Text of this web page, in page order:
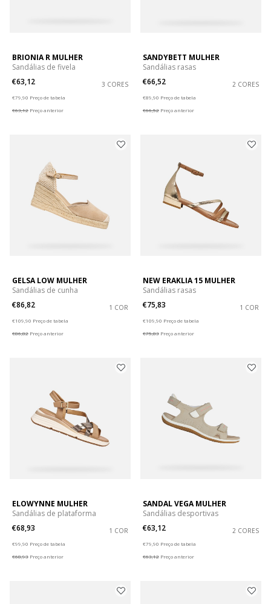
BRIONIA R MULHER
Sandálias de fivela
€63,12
3 CORES
€79,90 Preço de tabela
€63,12 Preço anterior
SANDYBETT MULHER
Sandálias rasas
€66,52
2 CORES
€89,90 Preço de tabela
€66,52 Preço anterior
GELSA LOW MULHER
Sandálias de cunha
€86,82
1 COR
€109,90 Preço de tabela
€86,82 Preço anterior
NEW ERAKLIA 15 MULHER
Sandálias rasas
€75,83
1 COR
€109,90 Preço de tabela
€75,83 Preço anterior
ELOWYNNE MULHER
Sandálias de plataforma
€68,93
1 COR
€99,90 Preço de tabela
€68,93 Preço anterior
SANDAL VEGA MULHER
Sandálias desportivas
€63,12
2 CORES
€79,90 Preço de tabela
€63,12 Preço anterior